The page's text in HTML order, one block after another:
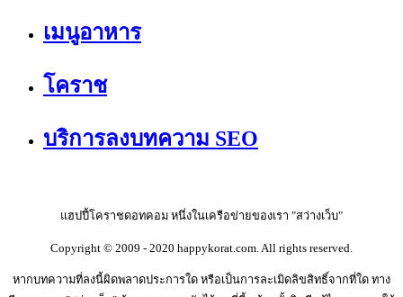
เมนูอาหาร
โคราช
บริการลงบทความ SEO
แฮปปี้โคราชดอทคอม หนึ่งในเครือข่ายของเรา "สว่างเว็บ"
Copyright © 2009 - 2020 happykorat.com. All rights reserved.
หากบทความที่ลงนี้ผิดพลาดประการใด หรือเป็นการละเมิดลิขสิทธิ์จากที่ใด ทาง